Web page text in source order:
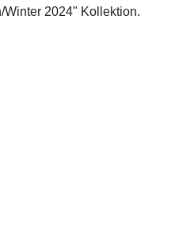
Winter 2024" Kollektion.